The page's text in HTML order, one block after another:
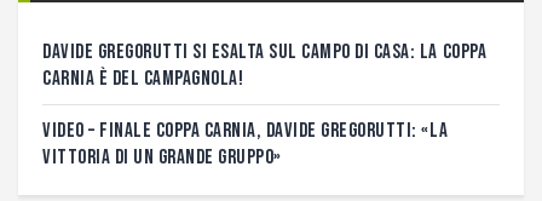
DAVIDE GREGORUTTI SI ESALTA SUL CAMPO DI CASA: LA COPPA
CARNIA È DEL CAMPAGNOLA!
VIDEO – FINALE COPPA CARNIA, DAVIDE GREGORUTTI: «LA
VITTORIA DI UN GRANDE GRUPPO»